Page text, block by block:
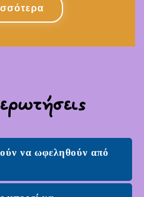
να ωφεληθούν από